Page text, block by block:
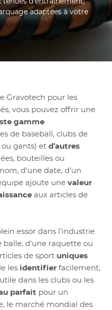
tenues d'entraînement,
adaptées à votre
Gravotech pour les
vous pouvez offrir une
gamme
de baseball, clubs de
gants) et d'autres
bouteilles ou
d'une date, d'un
ajoute une valeur
aux articles de
essor dans l'industrie
balle, d'une raquette ou
de sport uniques
les identifier facilement,
dans les clubs ou les
parfait pour un
le marché mondial des